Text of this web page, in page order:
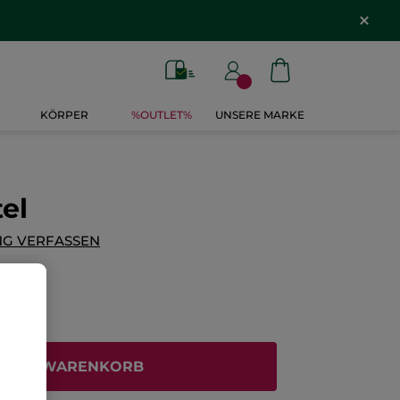
KÖRPER %OUTLET% UNSERE MARKE
VERFASSEN
DEN WARENKORB